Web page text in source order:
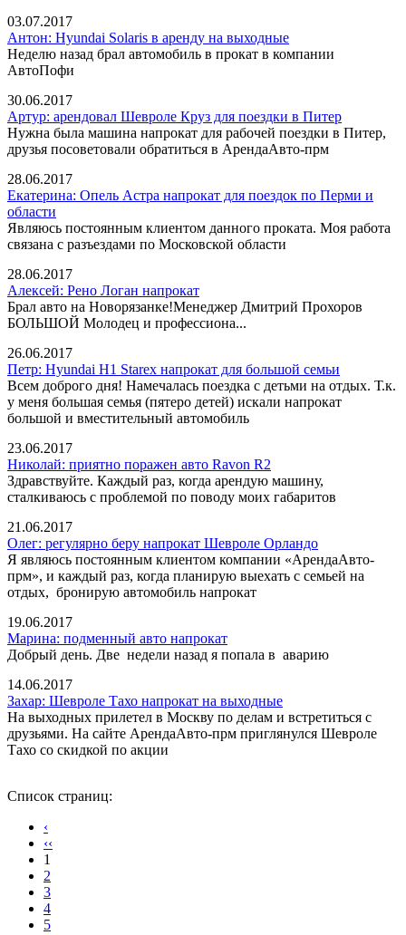
03.07.2017
Антон: Hyundai Solaris в аренду на выходные
Неделю назад брал автомобиль в прокат в компании
АвтоПофи
30.06.2017
Артур: арендовал Шевроле Круз для поездки в Питер
Нужна была машина напрокат для рабочей поездки в Питер,
друзья посоветовали обратиться в АрендаАвто-прм
28.06.2017
Екатерина: Опель Астра напрокат для поездок по Перми и
области
Являюсь постоянным клиентом данного проката. Моя работа
связана с разъездами по Московской области
28.06.2017
Алексей: Рено Логан напрокат
Брал авто на Новорязанке!Менеджер Дмитрий Прохоров
БОЛЬШОЙ Молодец и профессиона...
26.06.2017
Петр: Hyundai H1 Starex напрокат для большой семьи
Всем доброго дня! Намечалась поездка с детьми на отдых. Т.к.
у меня большая семья (пятеро детей) искали напрокат
большой и вместительный автомобиль⁠
23.06.2017
Николай: приятно поражен авто Ravon R2
Здравствуйте. Каждый раз, когда арендую машину,
сталкиваюсь с проблемой по поводу моих габаритов
21.06.2017
Олег: регулярно беру напрокат Шевроле Орландо
Я являюсь постоянным клиентом компании «АрендаАвто-
прм», и каждый раз, когда планирую выехать с семьей на
отдых, бронирую автомобиль напрокат
19.06.2017
Марина: подменный авто напрокат
Добрый день. Две недели назад я попала в аварию⁠
14.06.2017
Захар: Шевроле Тахо напрокат на выходные
На выходных прилетел в Москву по делам и встретиться с
друзьями. На сайте АрендаАвто-прм приглянулся Шевроле
Тахо со скидкой по акции
Список страниц:
‹
‹‹
1
2
3
4
5